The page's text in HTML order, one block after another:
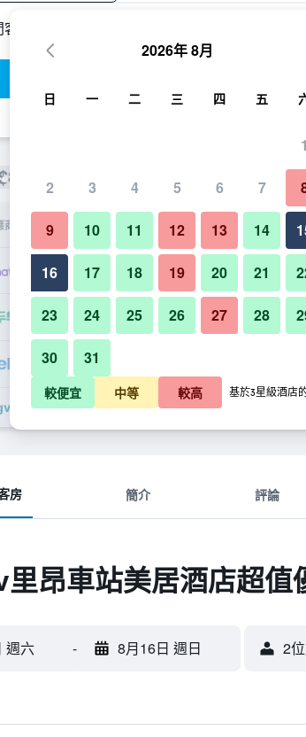
房
每晚總額
HK$874 查看優惠
HK$1,072 查看優惠
里昂車站美居酒店​的優惠
房 簡介 評論
昂車站美居酒店超值
週六 - 8月16日 週日 2
2026年 8月
日 一 二 三 四 五
1
2 3 4 5 6 7
9 10 11 12 13 14
16 17 18 19 20 21
23 24 25 26 27 28
30 31
較便宜 中等 較高 基於3星級酒店